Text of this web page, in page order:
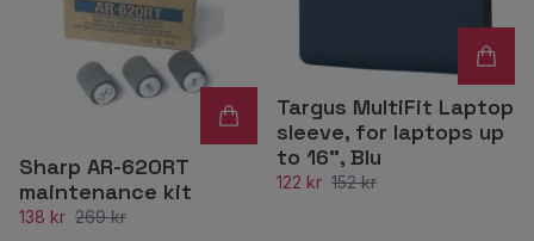
Sharp AR-620RT
maintenance kit
138 kr 269 kr
Targus MultiFit Laptop
sleeve, for laptops up
to 16", Blu
122 kr 152 kr